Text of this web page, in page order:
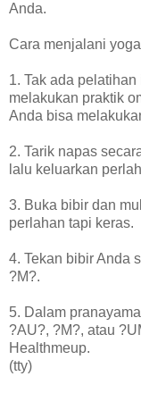
Anda.
Cara menjalani
1. Tak ada
melakukan praktik
Anda bisa
2. Tarik napas
lalu keluarkan
3. Buka bibir dan
perlahan tapi keras.
4. Tekan bibir Anda
?M?.
5. Dalam
?AU?, ?M?, atau
Healthmeup.
(tty)